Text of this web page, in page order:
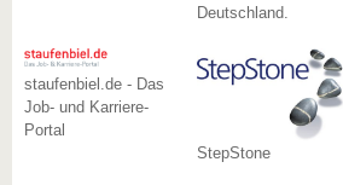
Deutschland.
staufenbiel.de - Das
Job- und Karriere-
Portal
StepStone